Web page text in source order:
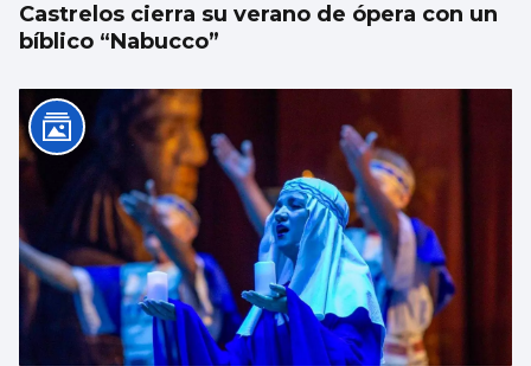
Castrelos cierra su verano de ópera con un
bíblico “Nabucco”